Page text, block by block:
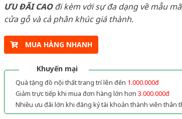
ƯU ĐÃI CAOđi kèm với sự đa dạng về mẫu
cửa gỗ và cả phân khúc giá thành.
MUA HÀNG NHANH
Khuyến mại
Quà tặng đồ nội thất trang trí lên đến 1.000.000đ
Giảm trực tiếp khi mua đơn hàng lớn hơn 3.000.000đ
Nhiều ưu đãi lớn khi đăng ký tài khoản thành viên thân